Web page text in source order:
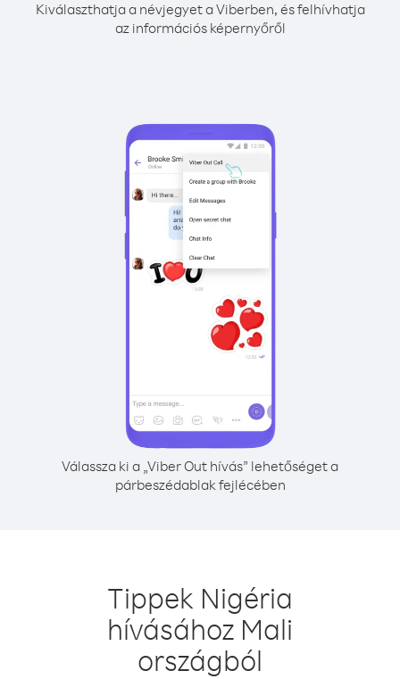
Kiválaszthatja a névjegyet a Viberben, és felhívhatja
az információs képernyőről
Válassza ki a „Viber Out hívás” lehetőséget a
párbeszédablak fejlécében
Tippek Nigéria
hívásához Mali
országból